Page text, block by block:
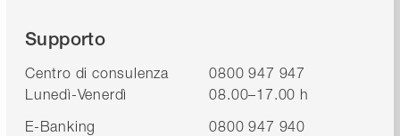
Supporto
Centro di consulenza
0800 947 947
Lunedì-Venerdì
08.00–17.00 h
E-Banking
0800 947 940